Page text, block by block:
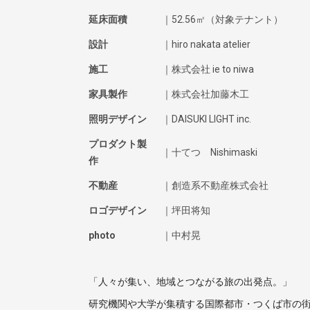
延床面積 ｜52.56㎡（対象テナント）
設計 ｜hiro nakata atelier
施工 ｜株式会社 ie to niwa
家具製作 ｜株式会社加藤木工
照明デザイン ｜DAISUKI LIGHT inc.
プロダクト製
作
｜十てつ Nishimaski
不動産 ｜創造系不動産株式会社
ロゴデザイン ｜坪田将知
photo ｜中村晃
「人々が集い、地域とつながる旅の出発点。」
研究機関や大学が集積する国際都市・つくば市の